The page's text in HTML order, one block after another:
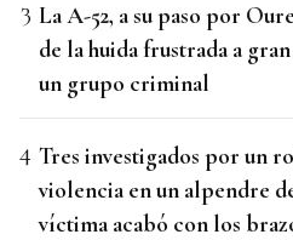
La A-52, a su paso por
de la huida frustrada a
un grupo criminal
Tres investigados por un
violencia en un alpendre
víctima acabó con los